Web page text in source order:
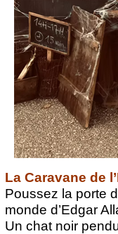
La Caravane de
Poussez la porte
monde d’Edgar
Un chat noir